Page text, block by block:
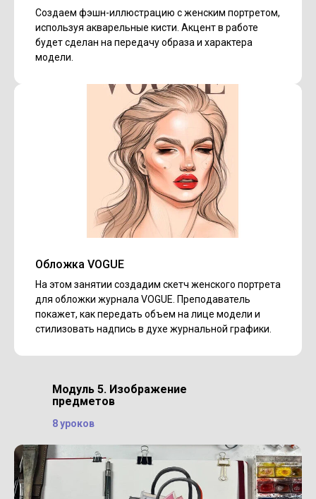
Создаем фэшн-иллюстрацию с женским портретом,
используя акварельные кисти. Акцент в работе
будет сделан на передачу образа и характера
модели.
Обложка VOGUE
На этом занятии создадим скетч женского портрета
для обложки журнала VOGUE. Преподаватель
покажет, как передать объем на лице модели и
стилизовать надпись в духе журнальной графики.
Модуль 5. Изображение
предметов
8 уроков